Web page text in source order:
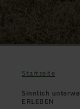
Startseite
Sinnlich
ERLEBEN